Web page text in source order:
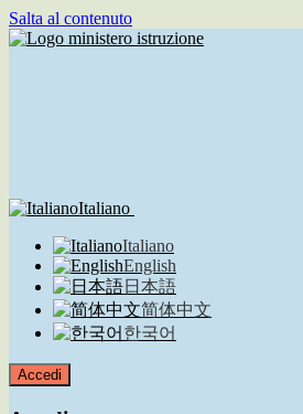
Salta al contenuto
Italiano
Italiano
English
日本語
简体中文
한국어
Accedi